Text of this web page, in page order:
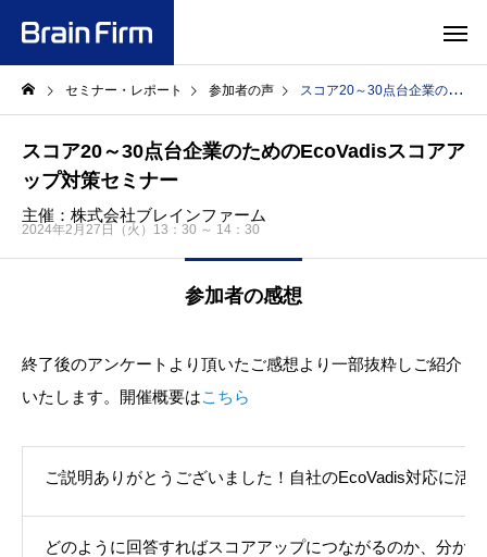
セミナー・レポート 参加者の声 スコア20～30点台企業のためのEcoVadisスコアアップ対策セミナー
スコア20～30点台企業のためのEcoVadisスコアア
ップ対策セミナー
主催：株式会社ブレインファーム
2024年2月27日（火）13：30 ～ 14：30
参加者の感想
終了後のアンケートより頂いたご感想より一部抜粋しご紹介
いたします。開催概要はこちら
ご説明ありがとうございました！自社のEcoVadis対応に活
どのように回答すればスコアアップにつながるのか、分か